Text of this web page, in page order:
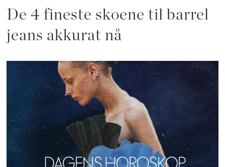
De 4 fineste skoene til barrel
jeans akkurat nå